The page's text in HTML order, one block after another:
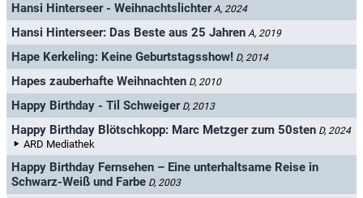
Hansi Hinterseer - Weihnachtslichter A, 2024
Hansi Hinterseer: Das Beste aus 25 Jahren A, 2019
Hape Kerkeling: Keine Geburtstagsshow! D, 2014
Hapes zauberhafte Weihnachten D, 2010
Happy Birthday - Til Schweiger D, 2013
Happy Birthday Blötschkopp: Marc Metzger zum 50sten D, 2024
ARD Mediathek
Happy Birthday Fernsehen – Eine unterhaltsame Reise in
Schwarz-Weiß und Farbe D, 2003